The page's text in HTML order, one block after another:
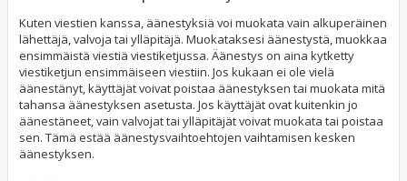
Kuten viestien kanssa, äänestyksiä voi muokata vain alkuperäinen
lähettäjä, valvoja tai ylläpitäjä. Muokataksesi äänestystä, muokkaa
ensimmäistä viestiä viestiketjussa. Äänestys on aina kytketty
viestiketjun ensimmäiseen viestiin. Jos kukaan ei ole vielä
äänestänyt, käyttäjät voivat poistaa äänestyksen tai muokata mitä
tahansa äänestyksen asetusta. Jos käyttäjät ovat kuitenkin jo
äänestäneet, vain valvojat tai ylläpitäjät voivat muokata tai poistaa
sen. Tämä estää äänestysvaihtoehtojen vaihtamisen kesken
äänestyksen.